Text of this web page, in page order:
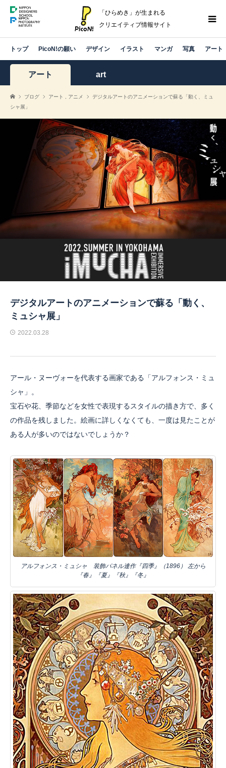
「ひらめき」が生まれる
クリエイティブ情報サイト
トップ PicoN!の願い デザイン イラスト マンガ 写真 アート
アート art
ブログ アート アニメ
デジタルアートのアニメーションで蘇る「動く、ミュ
シャ展」
デジタルアートのアニメーションで蘇る「動く、
ミュシャ展」
2022.03.28
アール・ヌーヴォーを代表する画家である「アルフォンス・ミュ
シャ」。
宝石や花、季節などを女性で表現するスタイルの描き方で、多く
の作品を残しました。絵画に詳しくなくても、一度は見たことが
ある人が多いのではないでしょうか？
アルフォンス・ミュシャ 装飾パネル連作『四季』（1896） 左から
『春』『夏』『秋』『冬』